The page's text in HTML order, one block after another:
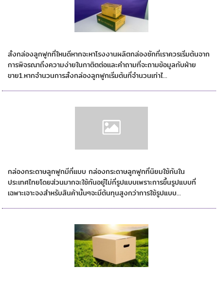
สั่งกล่องลูกฟูกที่ใหนดีหากจะหาโรงงานผลิตกล่องซักที่เราควรเริ่มต้นจาก
การพิจรณาถึงความง่ายในกาติตต่อเเละคำถามที่จะถามข้อมูลกับฝ่าย
ขาย1.หากจำนวนการสั่งกล่องลูกฟูกเริ่มต้นที่จำนวนเท่าไ...
กล่องกระดาษลูกฟูกมีกี่เเบบ กล่องกระดาษลูกฟูกที่นิยมใช้กันใน
ประเทศไทยโดยส่วนมากจะใช้กันอยู๋ไม่กี่รูปแบบเพราะการขึ้นรูปแบบที่
เฉพาะเจาะจงสำหรับสินค้านั้นๆจะมีต้นทุนสูงกว่าการใช้รูปแบบ...